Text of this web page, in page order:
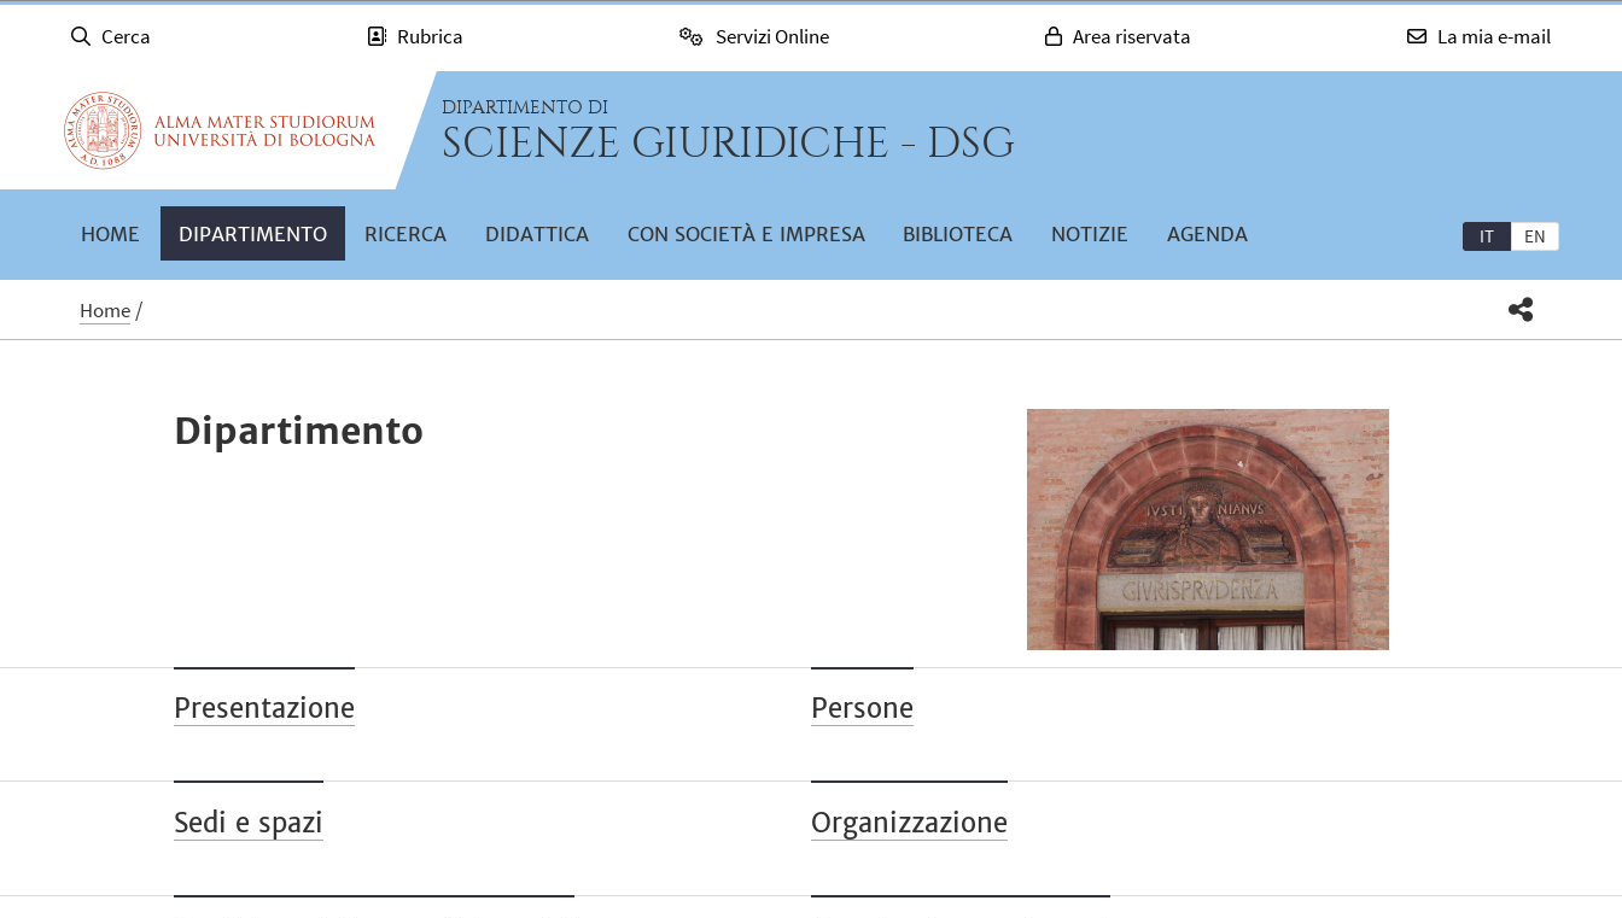
Cerca Rubrica Servizi Online Area riservata La mia e-mail
DIPARTIMENTO DI
SCIENZE GIURIDICHE - DSG
IT EN
HOME DIPARTIMENTO RICERCA DIDATTICA CON SOCIETÀ E IMPRESA BIBLIOTECA NOTIZIE AGENDA
Home
Dipartimento
Presentazione Persone
Sedi e spazi Organizzazione